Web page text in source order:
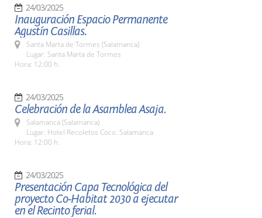
24/03/2025
Inauguración Espacio Permanente
Agustín Casillas.
Santa Marta de Tormes (Salamanca)
Lugar: Santa Marta de Tormes
Hora: 12:00 h.
24/03/2025
Celebración de la Asamblea Asaja.
Salamanca (Salamanca)
Lugar: Hotel Recoletos Coco. Salamanca
Hora: 12:00 h.
24/03/2025
Presentación Capa Tecnológica del
proyecto Co-Habitat 2030 a ejecutar
en el Recinto ferial.